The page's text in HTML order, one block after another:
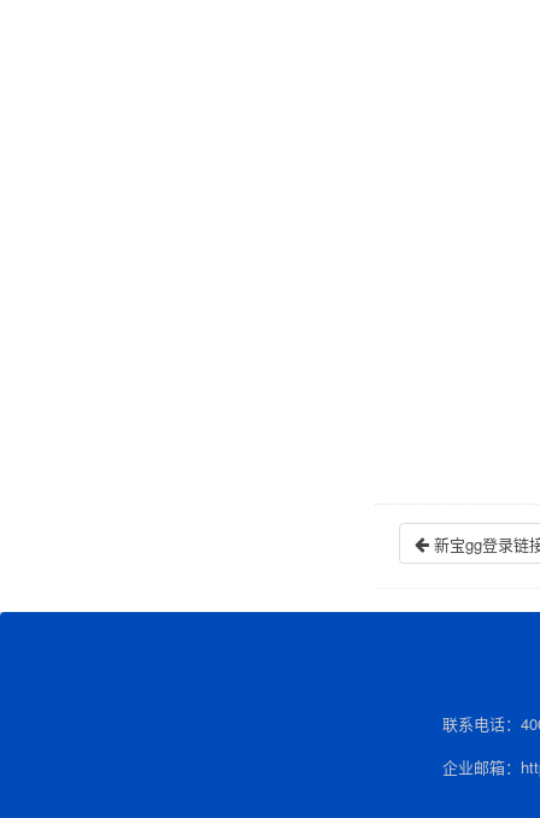
新宝gg登录链
联系电话：
企业邮箱：